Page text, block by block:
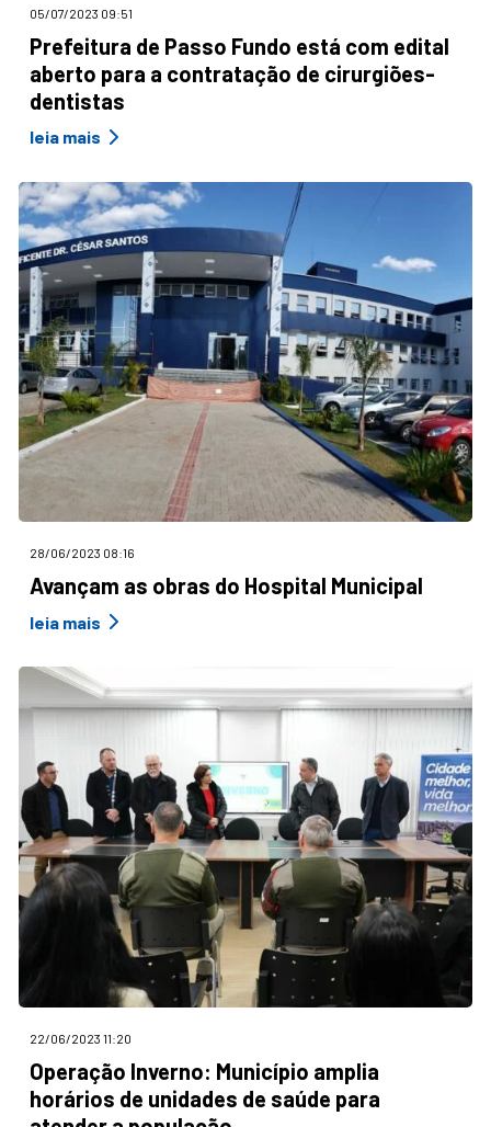
05/07/2023 09:51
Prefeitura de Passo Fundo está com edital
aberto para a contratação de cirurgiões-
dentistas
leia mais
28/06/2023 08:16
Avançam as obras do Hospital Municipal
leia mais
22/06/2023 11:20
Operação Inverno: Município amplia
horários de unidades de saúde para